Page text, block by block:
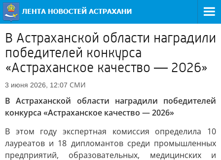
В Астраханской области наградили
победителей конкурса
«Астраханское качество — 2026»
3 июня 2026, 12:07 СМИ
В Астраханской области наградили победителей
конкурса «Астраханское качество — 2026»
В этом году экспертная комиссия определила 10
лауреатов и 18 дипломантов среди промышленных
предприятий, образовательных, медицинских и